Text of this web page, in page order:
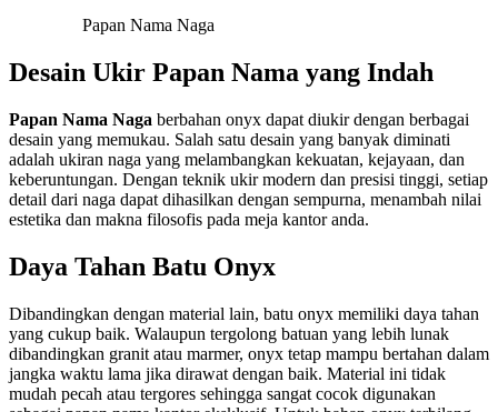
Papan Nama Naga
Desain Ukir Papan Nama yang Indah
Papan Nama Naga berbahan onyx dapat diukir dengan berbagai
desain yang memukau. Salah satu desain yang banyak diminati
adalah ukiran naga yang melambangkan kekuatan, kejayaan, dan
keberuntungan. Dengan teknik ukir modern dan presisi tinggi, setiap
detail dari naga dapat dihasilkan dengan sempurna, menambah nilai
estetika dan makna filosofis pada meja kantor anda.
Daya Tahan Batu Onyx
Dibandingkan dengan material lain, batu onyx memiliki daya tahan
yang cukup baik. Walaupun tergolong batuan yang lebih lunak
dibandingkan granit atau marmer, onyx tetap mampu bertahan dalam
jangka waktu lama jika dirawat dengan baik. Material ini tidak
mudah pecah atau tergores sehingga sangat cocok digunakan